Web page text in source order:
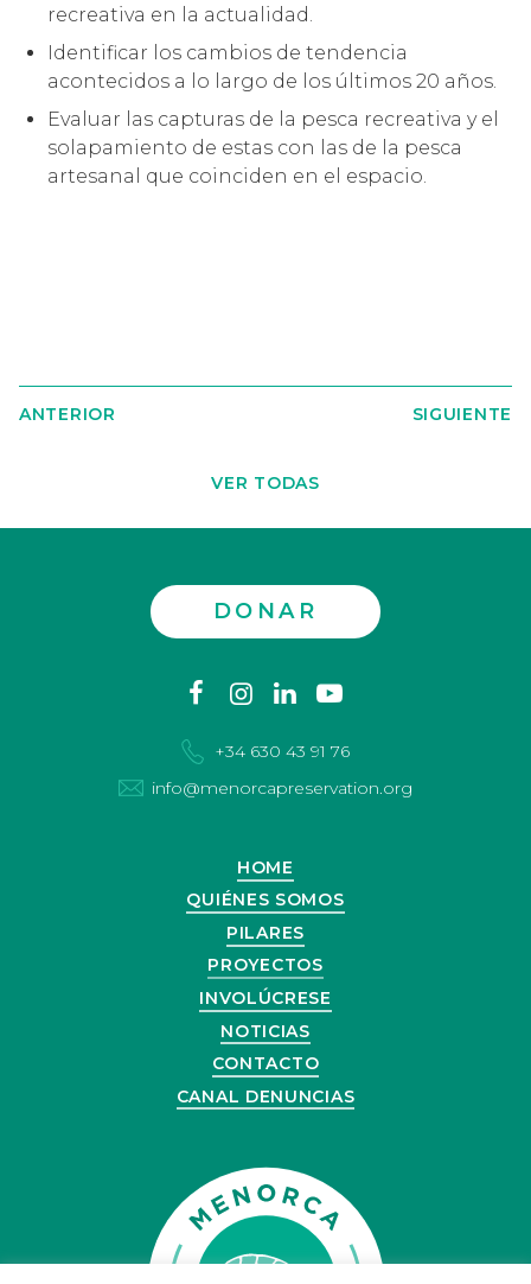
recreativa en la actualidad.
Identificar los cambios de tendencia
acontecidos a lo largo de los últimos 20 años.
Evaluar las capturas de la pesca recreativa y el
solapamiento de estas con las de la pesca
artesanal que coinciden en el espacio.
ANTERIOR
VER TODAS
SIGUIENTE
DONAR
facebook
instagram
linkedin
+34 630 43 91 76
info@menorcapreservation.org
HOME
QUIÉNES SOMOS
PILARES
PROYECTOS
INVOLÚCRESE
NOTICIAS
CONTACTO
CANAL DENUNCIAS